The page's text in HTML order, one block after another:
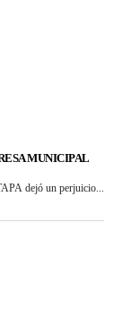
MUNICIPAL
dejó un perjuicio...